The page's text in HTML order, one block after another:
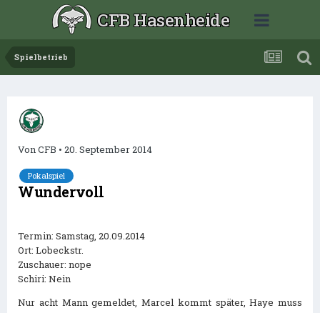
CFB Hasenheide
Spielbetrieb
VonCFB • 20. September 2014
Pokalspiel
Wundervoll
Termin: Samstag, 20.09.2014
Ort: Lobeckstr.
Zuschauer: nope
Schiri: Nein
Nur acht Mann gemeldet, Marcel kommt später, Haye muss